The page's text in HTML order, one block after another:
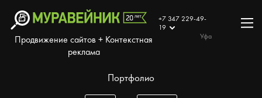
Продвижение сайтов + Контекстная
реклама
+7 347 229-49-
19
Уфа
Портфолио